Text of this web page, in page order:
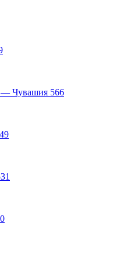
— Чувашия 566